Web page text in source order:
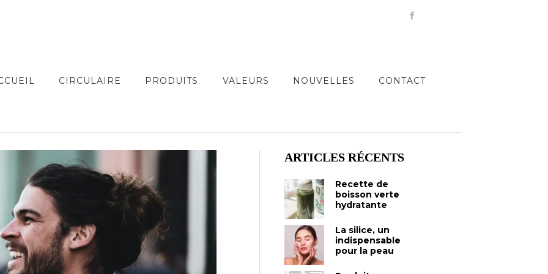
CIRCULAIRE PRODUITS VALEURS NOUVELLES CONTACT
ARTICLES RÉCENTS
Recette de
boisson verte
hydratante
La silice, un
indispensable
pour la peau